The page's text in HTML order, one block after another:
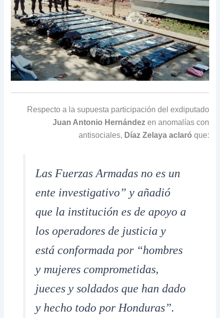
Respecto a la supuesta participación del exdiputado
Juan Antonio Hernándezen anomalías con
antisociales, Díaz Zelaya aclaró que:
Las Fuerzas Armadas no es un
ente investigativo” y añadió
que la institución es de apoyo a
los operadores de justicia y
está conformada por “hombres
y mujeres comprometidas,
jueces y soldados que han dado
y hecho todo por Honduras”.